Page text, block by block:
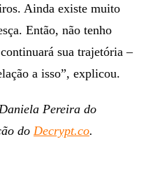
Ainda existe muito
Então, não tenho
sua trajetória –
a isso”, explicou.
Pereira do
do Decrypt.co.